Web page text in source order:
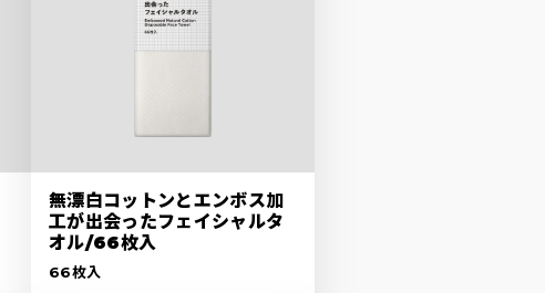
無漂白コットンとエンボス加
工が出会ったフェイシャルタ
オル/66枚入
66枚入